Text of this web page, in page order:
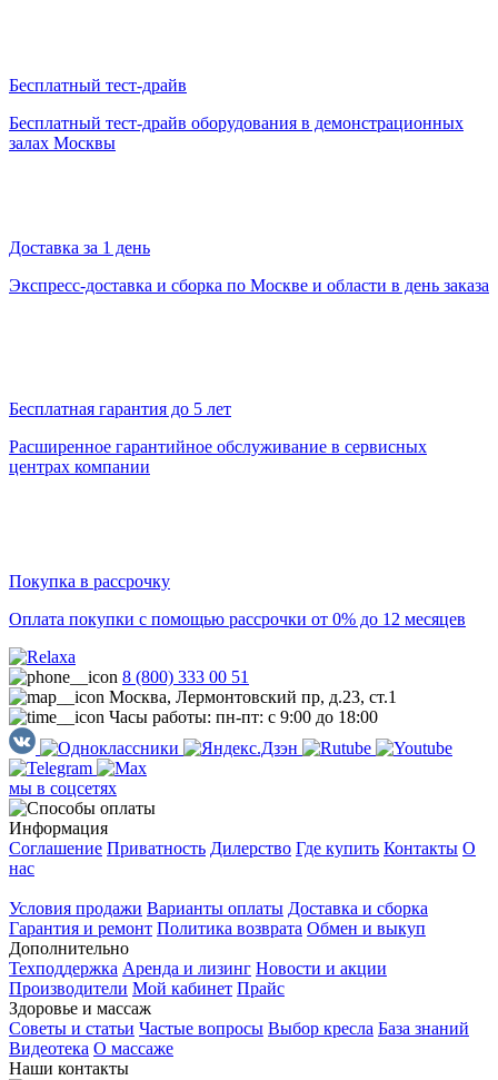
Бесплатный тест-драйв
Бесплатный тест-драйв оборудования в демонстрационных
залах Москвы
Доставка за 1 день
Экспресс-доставка и сборка по Москве и области в день заказа
Бесплатная гарантия до 5 лет
Расширенное гарантийное обслуживание в сервисных
центрах компании
Покупка в рассрочку
Оплата покупки с помощью рассрочки от 0% до 12 месяцев
8 (800) 333 00 51
Москва, Лермонтовский пр, д.23, ст.1
Часы работы: пн-пт: с 9:00 до 18:00
мы в соцсетях
Информация
Соглашение Приватность Дилерство Где купить Контакты О
нас
Условия продажи Варианты оплаты Доставка и сборка
Гарантия и ремонт Политика возврата Обмен и выкуп
Дополнительно
Техподдержка Аренда и лизинг Новости и акции
Производители Мой кабинет Прайс
Здоровье и массаж
Советы и статьи Частые вопросы Выбор кресла База знаний
Видеотека О массаже
Наши контакты